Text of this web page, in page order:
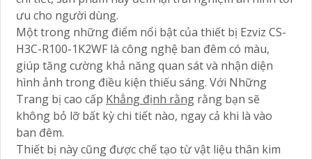
ưu cho người dùng.
Một trong những điểm nổi bật của thiết bị Ezviz CS-
H3C-R100-1K2WF là công nghệ ban đêm có màu,
giúp tăng cường khả năng quan sát và nhận diện
hình ảnh trong điều kiện thiếu sáng. Với Những
Trang bị cao cấp Khẳng định rằng rằng bạn sẽ
không bỏ lỡ bất kỳ chi tiết nào, ngay cả khi là vào
ban đêm.
Thiết bị này cũng được chế tạo từ vật liệu thân kim